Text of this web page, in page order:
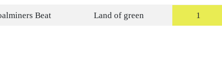
Beat Land of green 1